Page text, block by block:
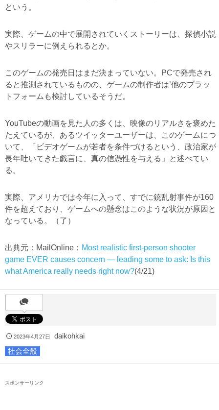
という。
実際、ゲームの中で展開されていくストーリーは、探偵小説
やスリラーに例えられるとか。
このゲームの発売日はまだ決まっていない。PCで発売され
ると推測されているものの、ゲームの制作者は’他のプラッ
トフォームも検討しているそうだ。
YouTubeの動画を見た人の多くは、映像のリアルさを褒めた
たえているが、あるツイッターユーザーは、このゲームにつ
いて、「ビデオゲームが若者を条件づけるという、政治家が
長年吐いてきた戯言に、真の信憑性を与える」と述べてい
る。
実際、アメリカでは今年に入って、すでに銃乱射事件が160
件を超えており、ゲームへの懸念はこのような状況が原因と
なっている。（了）
出典元：MailOnline： Most realistic first-person shooter
game EVER causes concern — leading some to ask: Is this
what America really needs right now?(4/21)
2023年4月27日
daikohkai
社会全般
スポンサーリンク